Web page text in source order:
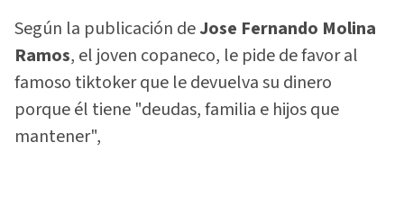
Según la publicación deJose Fernando Molina
Ramos, el joven copaneco, le pide de favor al
famoso tiktoker que le devuelva su dinero
porque él tiene "deudas, familia e hijos que
mantener",